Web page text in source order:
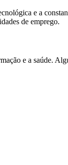
e a
de emprego.
e a saúde.